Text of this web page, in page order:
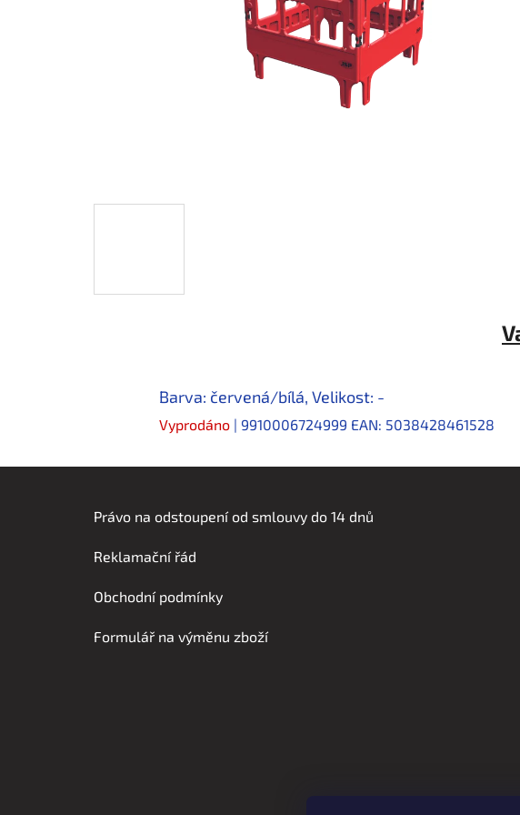
Barva: červená/bílá, Velikost: -
Vyprodáno | 9910006724999 EAN: 5038428461528
Právo na odstoupení od smlouvy do 14 dnů
Reklamační řád
Obchodní podmínky
Formulář na výměnu zboží